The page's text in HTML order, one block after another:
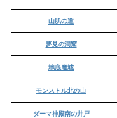
山肌の道
夢見の洞窟
地底魔城
モンストル北の山
ダーマ神殿南の井戸